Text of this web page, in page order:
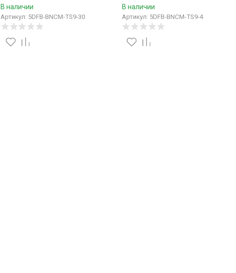
В наличии
Артикул: 5DFB-BNCM-TS9-30
В наличии
Артикул: 5DFB-BNCM-TS9-4